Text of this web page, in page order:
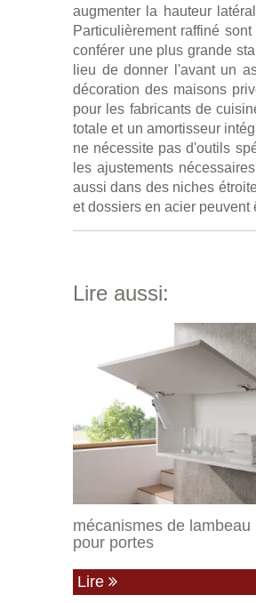
augmenter la hauteur
Particulièrement raffiné
conférer une plus grande
lieu de donner l'avant un
décoration des maisons
pour les fabricants de
totale et un amortisseur
ne nécessite pas d'outils
les ajustements
aussi dans des niches
et dossiers en acier peuvent
Lire aussi:
mécanismes de lambeau
pour portes
Lire